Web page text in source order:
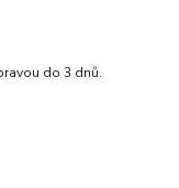
do 3 dnů.